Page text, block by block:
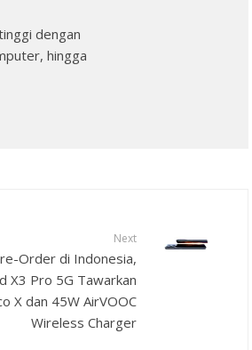
dengan
hingga
Next
Order di Indonesia,
X3 Pro 5G Tawarkan
X dan 45W AirVOOC
Wireless Charger